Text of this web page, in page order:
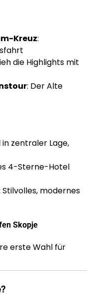
Kreuz:
die Highlights mit
: Der Alte
zentraler Lage,
4-Sterne-Hotel
Stilvolles, modernes
Skopje
erste Wahl für